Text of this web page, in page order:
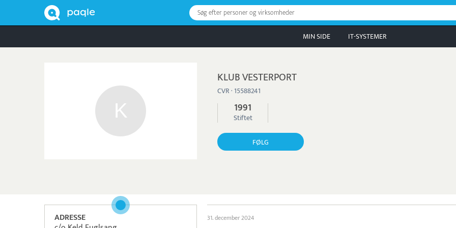
Søg efter personer og virksomheder
MIN SIDE IT-SYSTEMER
KLUB VESTERPORT
CVR · 15588241
1991
Stiftet
FØLG
ADRESSE 31. december 2024